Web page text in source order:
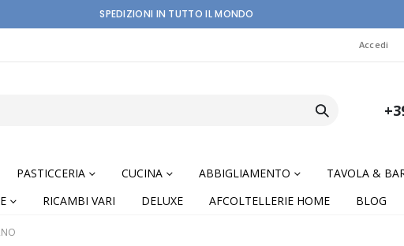
SPEDIZIONI IN TUTTO IL MONDO
Accedi
PASTICCERIA CUCINA ABBIGLIAMENTO TAVOLA &
RICAMBI VARI DELUXE AFCOLTELLERIE HOME BLOG